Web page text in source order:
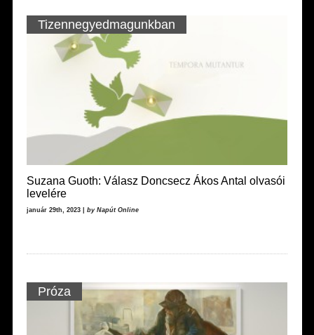
Tizennegyedmagunkban
Suzana Guoth: Válasz Doncsecz Ákos Antal olvasói
levelére
január 29th, 2023 | by Napút Online
Próza